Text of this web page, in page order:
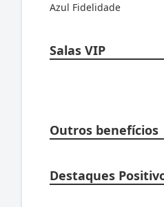
Azul Fidelidade
Salas VIP
Outros benefícios
Destaques